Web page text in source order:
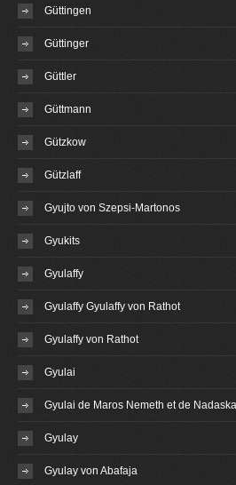
Güttingen
Güttinger
Güttler
Güttmann
Gützkow
Gützlaff
Gyujto von Szepsi-Martonos
Gyukits
Gyulaffy
Gyulaffy Gyulaffy von Rathot
Gyulaffy von Rathot
Gyulai
Gyulai de Maros Nemeth et de Nadaska
Gyulay
Gyulay von Abafaja